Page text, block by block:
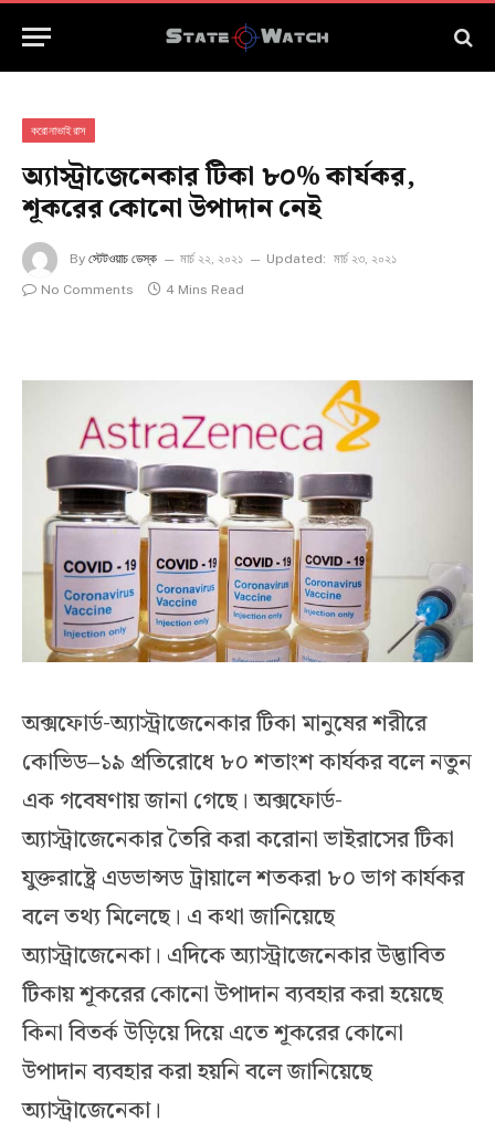
করোনাভাইরাস
অ্যাস্ট্রাজেনেকার টিকা ৮০% কার্যকর,
শূকরের কোনো উপাদান নেই
By স্টেটওয়াচ ডেস্ক মার্চ ২২, ২০২১ Updated: মার্চ ২৩, ২০২১
No Comments
4 Mins Read
অক্সফোর্ড-অ্যাস্ট্রাজেনেকার টিকা মানুষের শরীরে
কোভিড–১৯ প্রতিরোধে ৮০ শতাংশ কার্যকর বলে নতুন
এক গবেষণায় জানা গেছে। অক্সফোর্ড-
অ্যাস্ট্রাজেনেকার তৈরি করা করোনা ভাইরাসের টিকা
যুক্তরাষ্ট্রে এডভান্সড ট্রায়ালে শতকরা ৮০ ভাগ কার্যকর
বলে তথ্য মিলেছে। এ কথা জানিয়েছে
অ্যাস্ট্রাজেনেকা। এদিকে অ্যাস্ট্রাজেনেকার উদ্ভাবিত
টিকায় শূকরের কোনো উপাদান ব্যবহার করা হয়েছে
কিনা বিতর্ক উড়িয়ে দিয়ে এতে শূকরের কোনো
উপাদান ব্যবহার করা হয়নি বলে জানিয়েছে
অ্যাস্ট্রাজেনেকা।